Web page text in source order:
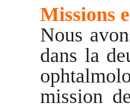
Missions
Nous
dans la
mission